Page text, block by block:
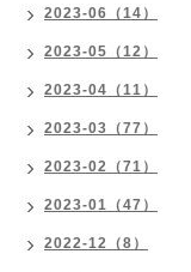
2023-06（14）
2023-05（12）
2023-04（11）
2023-03（77）
2023-02（71）
2023-01（47）
2022-12（8）